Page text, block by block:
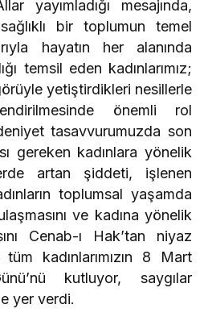
yayımladığı mesajında,
bir toplumun temel
hayatın her alanında
temsil eden kadınlarımız;
yetiştirdikleri nesillerle
önemli rol
tasavvurumuzda son
gereken kadınlara yönelik
artan şiddeti, işlenen
toplumsal yaşamda
ve kadına yönelik
Cenab-ı Hak’tan niyaz
kadınlarımızın 8 Mart
kutluyor, saygılar
yer verdi.